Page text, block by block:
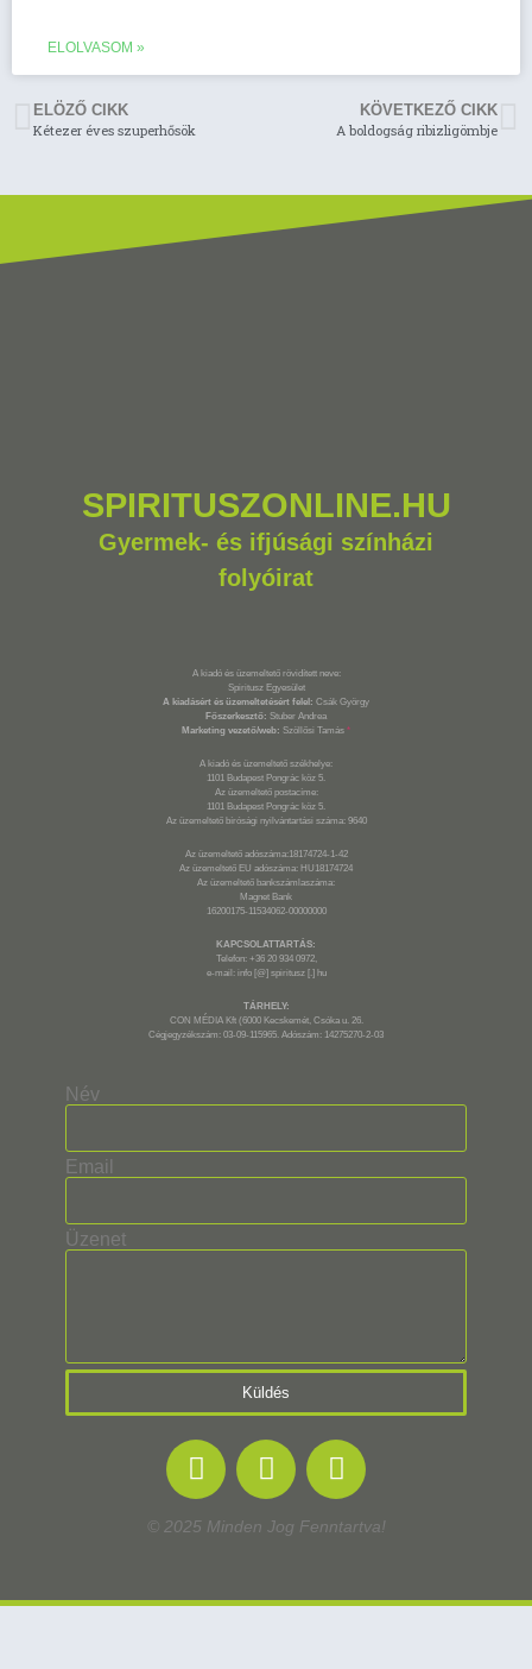
ELOLVASOM »
ELÖZŐ CIKK
Kétezer éves szuperhősök
KÖVETKEZŐ CIKK
A boldogság ribizligömbje
SPIRITUSZONLINE.HU
Gyermek- és ifjúsági színházi
folyóirat
A kiadó és üzemeltető rövidített neve:
Spiritusz Egyesület
A kiadásért és üzemeltetésért felel: Csák György
Főszerkesztő: Stuber Andrea
Marketing vezető/web: Szöllősi Tamás *
A kiadó és üzemeltető székhelye:
1101 Budapest Pongrác köz 5.
Az üzemeltető postacíme:
1101 Budapest Pongrác köz 5.
Az üzemeltető bírósági nyilvántartási száma: 9640
Az üzemeltető adószáma:18174724-1-42
Az üzemeltető EU adószáma: HU18174724
Az üzemeltető bankszámlaszáma:
Magnet Bank
16200175-11534062-00000000
KAPCSOLATTARTÁS:
Telefon: +36 20 934 0972,
e-mail: info [@] spiritusz [.] hu
TÁRHELY:
CON MÉDIA Kft (6000 Kecskemét, Csóka u. 26.
Cégjegyzékszám: 03-09-115965. Adószám: 14275270-2-03
Név
Email
Üzenet
Küldés
© 2025 Minden Jog Fenntartva!